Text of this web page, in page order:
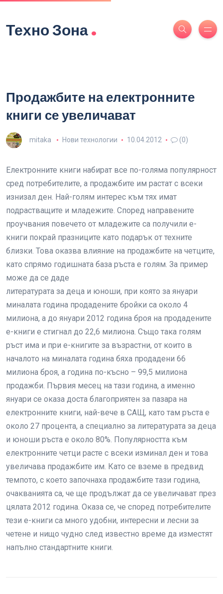
Техно Зона.
Продажбите на електронните
книги се увеличават
mitaka Нови технологии 10.04.2012 (0)
Електронните книги набират все по-голяма популярност
сред потребителите, а продажбите им растат с всеки
изнизал ден. Най-голям интерес към тях имат
подрастващите и младежите. Според направените
проучвания повечето от младежите са получили е-
книги покрай празниците като подарък от техните
близки. Това оказва влияние на продажбите на четците,
като спрямо годишната база ръста е голям. За пример
може да се даде
литературата за деца и юноши, при която за януари
миналата година продадените бройки са около 4
милиона, а до януари 2012 година броя на продадените
е-книги е стигнал до 22,6 милиона. Също така голям
ръст има и при е-книгите за възрастни, от които в
началото на миналата година бяха продадени 66
милиона броя, а година по-късно – 99,5 милиона
продажби. Първия месец на тази година, а именно
януари се оказа доста благоприятен за пазара на
електронните книги, най-вече в САЩ, като там ръста е
около 27 процента, а специално за литературата за деца
и юноши ръста е около 80%. Популярността към
електронните четци расте с всеки изминал ден и това
увеличава продажбите им. Като се вземе в предвид
темпото, с което започнаха продажбите тази година,
очакванията са, че ще продължат да се увеличават през
цялата 2012 година. Оказа се, че според потребителите
тези е-книги са много удобни, интересни и лесни за
четене и нищо чудно след известно време да изместят
напълно стандартните книги.